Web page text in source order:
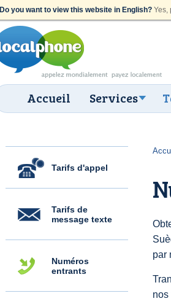
Do you want to view this website in English? Yes,
Accueil Services
Tarifs d'appel
Tarifs de
message texte
Numéros
entrants
par
nos